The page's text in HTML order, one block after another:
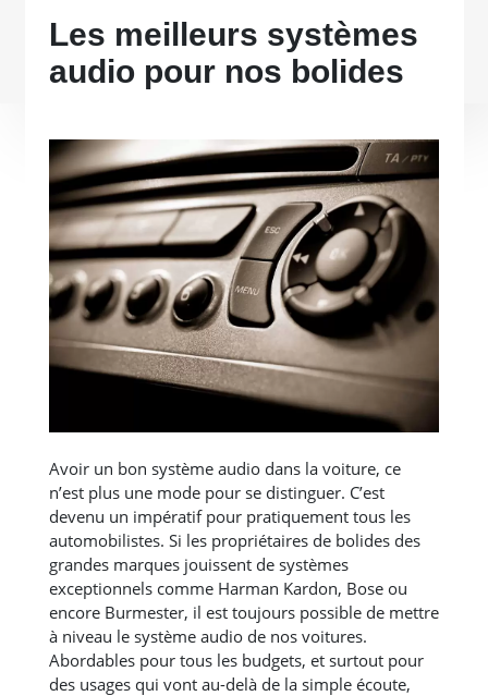
Les meilleurs systèmes
audio pour nos bolides
Avoir un bon système audio dans la voiture, ce
n’est plus une mode pour se distinguer. C’est
devenu un impératif pour pratiquement tous les
automobilistes. Si les propriétaires de bolides des
grandes marques jouissent de systèmes
exceptionnels comme Harman Kardon, Bose ou
encore Burmester, il est toujours possible de mettre
à niveau le système audio de nos voitures.
Abordables pour tous les budgets, et surtout pour
des usages qui vont au-delà de la simple écoute,